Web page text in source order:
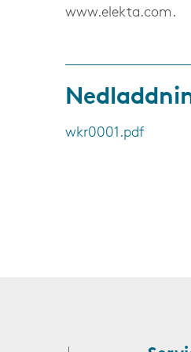
www.elekta.com.
wkr0001.pdf